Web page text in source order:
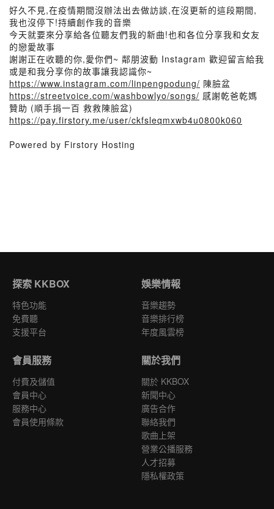
好久不見,在疫情期間沒辦法出去做訪談,在沒更新的這段期間,
我也沒停下!持續創作我的音樂
今天就要來分享給各位聽友們我的新曲!也和各位分享我和女友
的戀愛故事
謝謝正在收聽的你,愛你們~ 鄰朋波動 Instagram 歡迎留言給我
或是和我分享你的故事讓我認識你~
https://www.instagram.com/linpengpodung/ 陳臉盆
https://streetvoice.com/washbowlyo/songs/ 感謝乾爸乾媽
贊助 (順手捐一百 救救陳臉盆)
https://pay.firstory.me/user/ckfsleqmxwb4u0800k060
Powered by Firstory Hosting
探索 KKBOX
特色功能
免費聽
支援平台
娛樂情報
音樂趨勢
音樂排行榜
年度風雲榜
會員服務
付費及儲值
會員中心
服務中心
會員使用條款
關於我們
關於 KKBOX
新聞中心
廣告合作
聯絡我們
歌曲上架
營業公播服務
人才招募
隱私權政策